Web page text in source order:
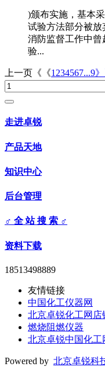
)颁布实施，基本
试验方法部分被放
消防监督工作中
验...
上一页《《1 234567...9
走进卓锐
产品天地
知识中心
后台管理
♂ 全 站 搜 索 ♂
资料下载
18513498889
友情链接
中国化工仪器网
北京卓锐化工网店
燃烧阻燃仪器
北京卓锐中国化工
Powered by 北京卓锐科